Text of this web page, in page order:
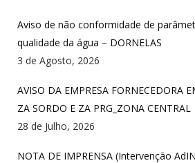
Aviso de não conformidade de
qualidade da água – DORNELAS
3 de Agosto, 2026
AVISO DA EMPRESA FORNECEDORA
ZA SORDO E ZA PRG_ZONA CENTRAL
28 de Julho, 2026
NOTA DE IMPRENSA (Intervenção